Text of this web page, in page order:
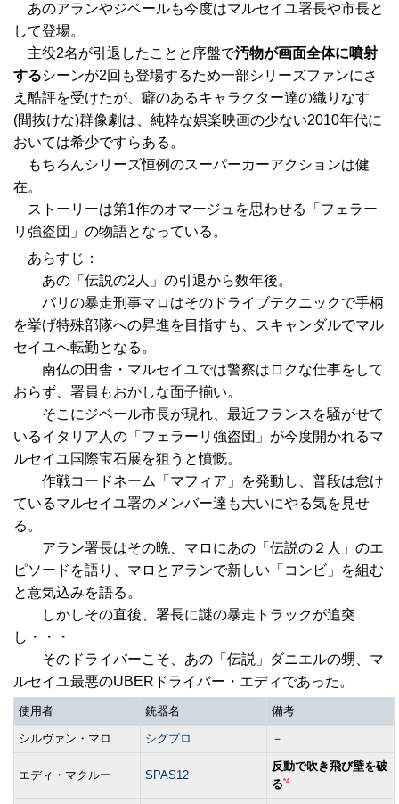
あのアランやジベールも今度はマルセイユ署長や市長と
して登場。
主役2名が引退したことと序盤で汚物が画面全体に噴射
するシーンが2回も登場するため一部シリーズファンにさ
え酷評を受けたが、癖のあるキャラクター達の織りなす
(間抜けな)群像劇は、純粋な娯楽映画の少ない2010年代に
おいては希少ですらある。
もちろんシリーズ恒例のスーパーカーアクションは健
在。
ストーリーは第1作のオマージュを思わせる「フェラー
リ強盗団」の物語となっている。
あらすじ：
あの「伝説の2人」の引退から数年後。
パリの暴走刑事マロはそのドライブテクニックで手柄
を挙げ特殊部隊への昇進を目指すも、スキャンダルでマル
セイユへ転勤となる。
南仏の田舎・マルセイユでは警察はロクな仕事をして
おらず、署員もおかしな面子揃い。
そこにジベール市長が現れ、最近フランスを騒がせて
いるイタリア人の「フェラーリ強盗団」が今度開かれるマ
ルセイユ国際宝石展を狙うと憤慨。
作戦コードネーム「マフィア」を発動し、普段は怠け
ているマルセイユ署のメンバー達も大いにやる気を見せ
る。
アラン署長はその晩、マロにあの「伝説の２人」のエ
ピソードを語り、マロとアランで新しい「コンビ」を組む
と意気込みを語る。
しかしその直後、署長に謎の暴走トラックが追突
し・・・
そのドライバーこそ、あの「伝説」ダニエルの甥、マ
ルセイユ最悪のUBERドライバー・エディであった。
使用者 銃器名 備考
シルヴァン・マロ シグプロ －
エディ・マクルー SPAS12
反動で吹き飛び壁を破
る*4